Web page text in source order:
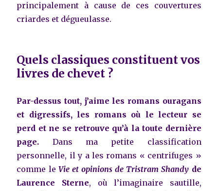
principalement à cause de ces couvertures
criardes et dégueulasse.
Quels classiques constituent vos
livres de chevet ?
Par-dessus tout, j’aime les romans ouragans
et digressifs, les romans où le lecteur se
perd et ne se retrouve qu’à la toute dernière
page. Dans ma petite classification
personnelle, il y a les romans « centrifuges »
comme le Vie et opinions de Tristram Shandy de
Laurence Sterne, où l’imaginaire sautille,